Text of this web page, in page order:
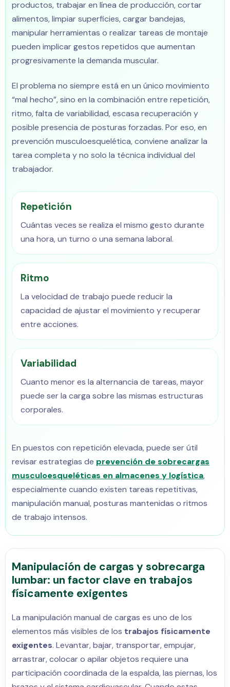
productos, trabajar en línea de producción, cortar
alimentos, limpiar superficies, cargar bandejas,
manipular herramientas o realizar tareas de montaje
pueden implicar gestos repetidos que aumentan
progresivamente la demanda muscular.
El problema no siempre está en un único movimiento
“mal hecho”, sino en la combinación entre repetición,
ritmo, falta de variabilidad, escasa recuperación y
posible presencia de posturas forzadas. Por eso, en
prevención musculoesquelética, conviene analizar la
tarea completa y no solo la técnica individual del
trabajador.
Repetición
Cuántas veces se realiza el mismo gesto durante
una hora, un turno o una semana laboral.
Ritmo
La velocidad de trabajo puede reducir la
capacidad de ajustar el movimiento y recuperar
entre acciones.
Variabilidad
Cuanto menor es la alternancia de tareas, mayor
puede ser la carga sobre las mismas estructuras
corporales.
En puestos con repetición elevada, puede ser útil
revisar estrategias de prevención de sobrecargas
musculoesqueléticas en almacenes y logística,
especialmente cuando existen tareas repetitivas,
manipulación manual, posturas mantenidas o ritmos
de trabajo intensos.
Manipulación de cargas y sobrecarga
lumbar: un factor clave en trabajos
físicamente exigentes
La manipulación manual de cargas es uno de los
elementos más visibles de los trabajos físicamente
exigentes. Levantar, bajar, transportar, empujar,
arrastrar, colocar o apilar objetos requiere una
participación coordinada de la espalda, las piernas, los